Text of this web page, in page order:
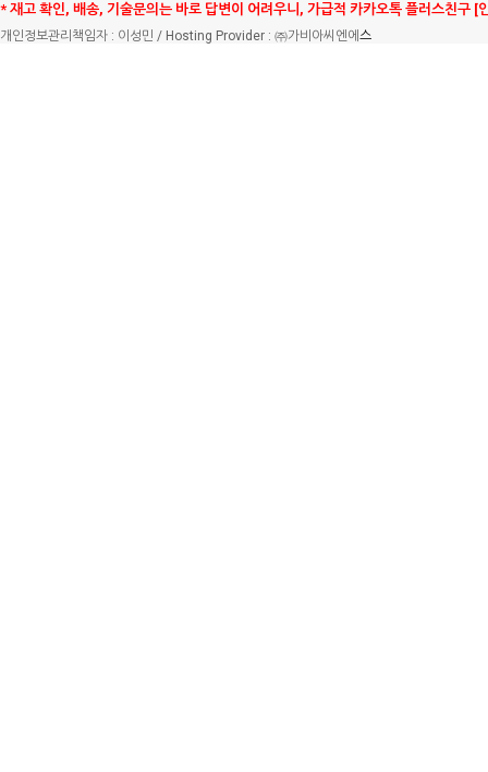
* 재고 확인, 배송, 기술문의는 바로 답변이 어려우니, 가급적 카카오톡 플러스친구 [
개인정보관리책임자 : 이성민 / Hosting Provider : ㈜가비아씨엔에 스